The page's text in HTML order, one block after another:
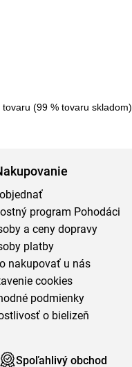
(99 % tovaru skladom)
program Pohodáci
a ceny dopravy
platby
nakupovať u nás
cookies
podmienky
o bielizeň
Spoľahlivý obchod